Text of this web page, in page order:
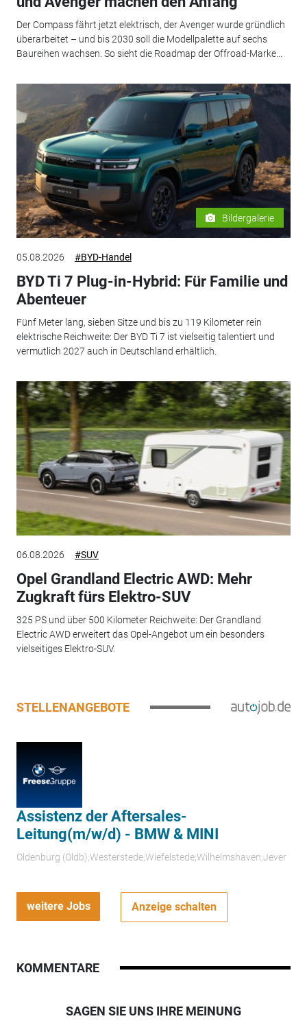
Der Compass fährt jetzt elektrisch, der Avenger wurde gründlich
überarbeitet – und bis 2030 soll die Modellpalette auf sechs
Baureihen wachsen. So sieht die Roadmap der Offroad-Marke...
Bildergalerie
05.08.2026 #BYD-Handel
BYD Ti 7 Plug-in-Hybrid: Für Familie und
Abenteuer
Fünf Meter lang, sieben Sitze und bis zu 119 Kilometer rein
elektrische Reichweite: Der BYD Ti 7 ist vielseitig talentiert und
vermutlich 2027 auch in Deutschland erhältlich.
06.08.2026 #SUV
Opel Grandland Electric AWD: Mehr
Zugkraft fürs Elektro-SUV
325 PS und über 500 Kilometer Reichweite: Der Grandland
Electric AWD erweitert das Opel-Angebot um ein besonders
vielseitiges Elektro-SUV.
STELLENANGEBOTE
Assistenz der Aftersales-
Leitung(m/w/d) - BMW & MINI
Oldenburg (Oldb);Westerstede;Wiefelstede;Wilhelmshaven;Jever
weitere Jobs Anzeige schalten
KOMMENTARE
SAGEN SIE UNS IHRE MEINUNG